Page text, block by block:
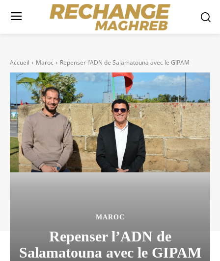
Accueil Maroc Repenser l’ADN de Salamatouna avec le GIPAM
MAROC
Repenser l’ADN de
Salamatouna avec le GIPAM